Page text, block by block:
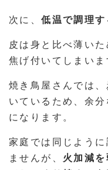
次に、低温で調理す
皮は身と比べ薄い
焦げ付いてしまいま
焼き鳥屋さんでは
いているため、余
になります。
家庭では同じよう
ませんが、 火加減